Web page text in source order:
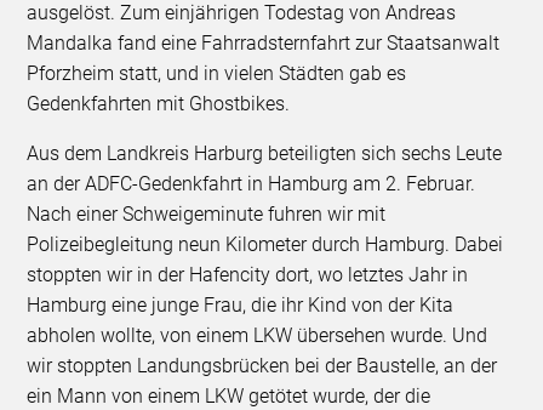
ausgelöst. Zum einjährigen Todestag von Andreas
Mandalka fand eine Fahrradsternfahrt zur Staatsanwalt
Pforzheim statt, und in vielen Städten gab es
Gedenkfahrten mit Ghostbikes.
Aus dem Landkreis Harburg beteiligten sich sechs Leute
an der ADFC-Gedenkfahrt in Hamburg am 2. Februar.
Nach einer Schweigeminute fuhren wir mit
Polizeibegleitung neun Kilometer durch Hamburg. Dabei
stoppten wir in der Hafencity dort, wo letztes Jahr in
Hamburg eine junge Frau, die ihr Kind von der Kita
abholen wollte, von einem LKW übersehen wurde. Und
wir stoppten Landungsbrücken bei der Baustelle, an der
ein Mann von einem LKW getötet wurde, der die